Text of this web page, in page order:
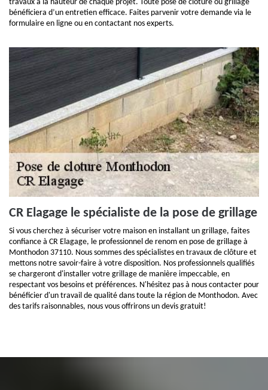
travaux à la hauteur de chaque projet. Toute pose de clôture ou grillage
bénéficiera d’un entretien efficace. Faites parvenir votre demande via le
formulaire en ligne ou en contactant nos experts.
CR Elagage le spécialiste de la pose de grillage
Si vous cherchez à sécuriser votre maison en installant un grillage, faites
confiance à CR Elagage, le professionnel de renom en pose de grillage à
Monthodon 37110. Nous sommes des spécialistes en travaux de clôture et
mettons notre savoir-faire à votre disposition. Nos professionnels qualifiés
se chargeront d'installer votre grillage de manière impeccable, en
respectant vos besoins et préférences. N'hésitez pas à nous contacter pour
bénéficier d'un travail de qualité dans toute la région de Monthodon. Avec
des tarifs raisonnables, nous vous offrirons un devis gratuit!